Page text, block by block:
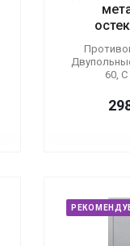
60,